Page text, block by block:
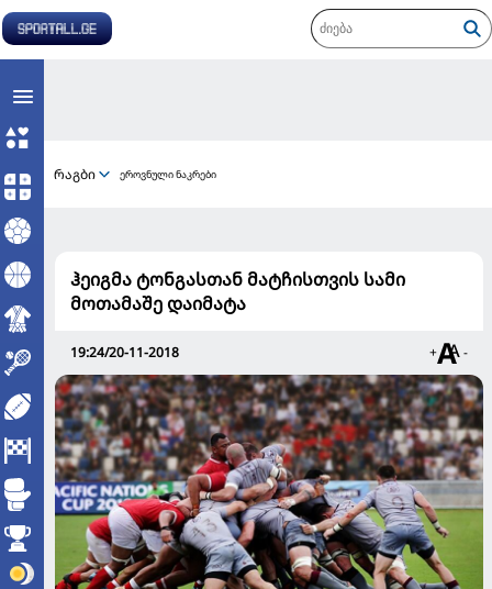
რაგბი ეროვნული ნაკრები
ჰეიგმა ტონგასთან მატჩისთვის სამი
მოთამაშე დაიმატა
19:24/20-11-2018 + -